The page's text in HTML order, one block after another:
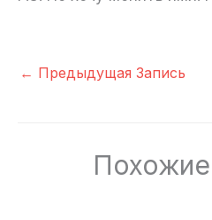
← Предыдущая Запись
Похожие